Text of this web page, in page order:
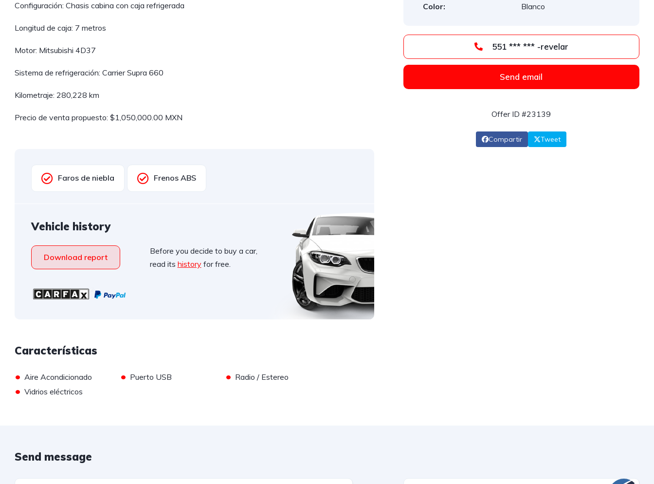
Configuración: Chasis cabina con caja refrigerada
Longitud de caja: 7 metros
Motor: Mitsubishi 4D37
Sistema de refrigeración: Carrier Supra 660
Kilometraje: 280,228 km
Precio de venta propuesto: $1,050,000.00 MXN
Faros de niebla Frenos ABS
Vehicle history
Download report
Before you decide to buy a car,
read its historyfor free.
Características
• Aire Acondicionado • Puerto USB • Radio / Estereo
• Vidrios eléctricos
Color:
Blanco
551 *** *** -revelar
Send email
Offer ID #23139
Compartir Tweet
Send message